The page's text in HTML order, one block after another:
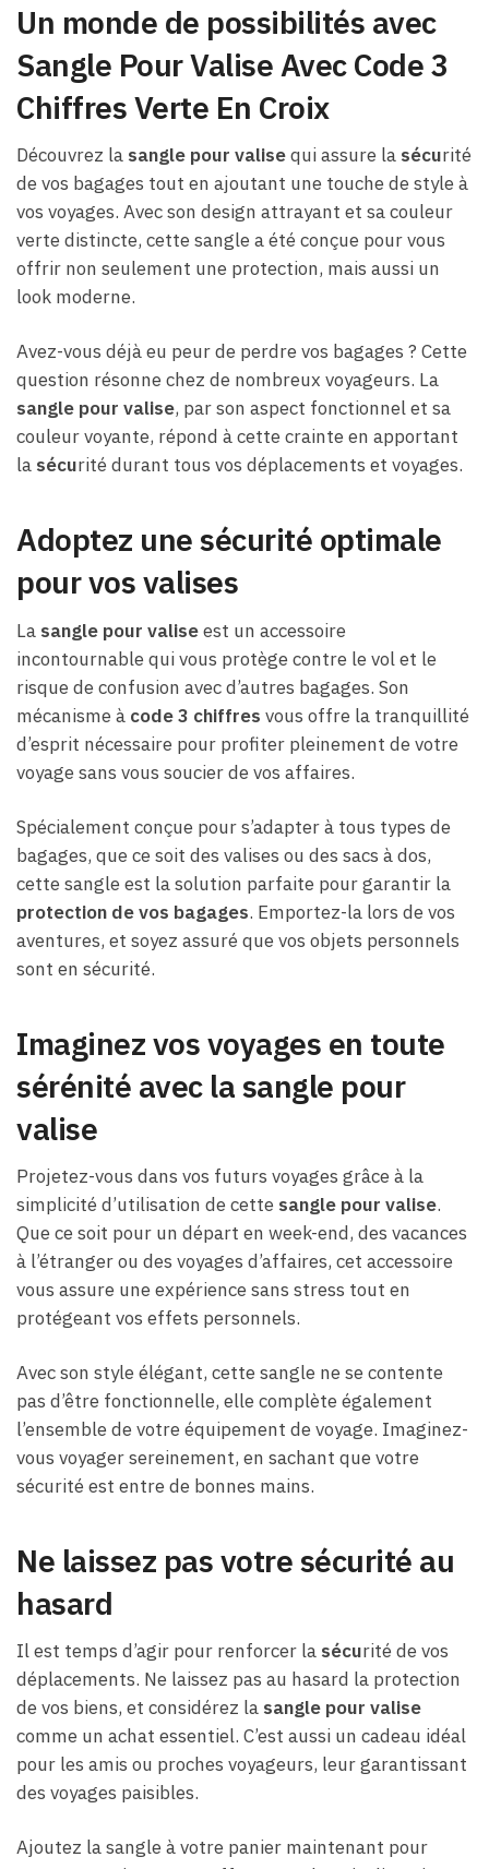
Un monde de possibilités avec
Sangle Pour Valise Avec Code 3
Chiffres Verte En Croix
Découvrez la sangle pour valisequi assure la sécurité
de vos bagages tout en ajoutant une touche de style à
vos voyages. Avec son design attrayant et sa couleur
verte distincte, cette sangle a été conçue pour vous
offrir non seulement une protection, mais aussi un
look moderne.
Avez-vous déjà eu peur de perdre vos bagages ? Cette
question résonne chez de nombreux voyageurs. La
sangle pour valise, par son aspect fonctionnel et sa
couleur voyante, répond à cette crainte en apportant
la sécurité durant tous vos déplacements et voyages.
Adoptez une sécurité optimale
pour vos valises
La sangle pour valiseest un accessoire
incontournable qui vous protège contre le vol et le
risque de confusion avec d’autres bagages. Son
mécanisme à code 3 chiffres vous offre la tranquillité
d’esprit nécessaire pour profiter pleinement de votre
voyage sans vous soucier de vos affaires.
Spécialement conçue pour s’adapter à tous types de
bagages, que ce soit des valises ou des sacs à dos,
cette sangle est la solution parfaite pour garantir la
protection de vos bagages. Emportez-la lors de vos
aventures, et soyez assuré que vos objets personnels
sont en sécurité.
Imaginez vos voyages en toute
sérénité avec la sangle pour
valise
Projetez-vous dans vos futurs voyages grâce à la
simplicité d’utilisation de cette sangle pour valise.
Que ce soit pour un départ en week-end, des vacances
à l’étranger ou des voyages d’affaires, cet accessoire
vous assure une expérience sans stress tout en
protégeant vos effets personnels.
Avec son style élégant, cette sangle ne se contente
pas d’être fonctionnelle, elle complète également
l’ensemble de votre équipement de voyage. Imaginez-
vous voyager sereinement, en sachant que votre
sécurité est entre de bonnes mains.
Ne laissez pas votre sécurité au
hasard
Il est temps d’agir pour renforcer la sécurité de vos
déplacements. Ne laissez pas au hasard la protection
de vos biens, et considérez la sangle pour valise
comme un achat essentiel. C’est aussi un cadeau idéal
pour les amis ou proches voyageurs, leur garantissant
des voyages paisibles.
Ajoutez la sangle à votre panier maintenant pour